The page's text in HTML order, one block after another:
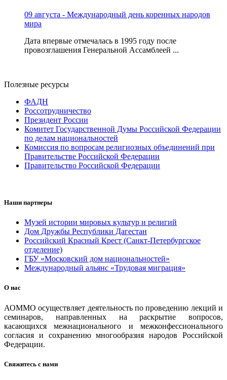
09 августа - Международный день коренных народов
мира
Дата впервые отмечалась в 1995 году после
провозглашения Генеральной Ассамблеей ...
Полезные ресурсы
ФАДН
Россотрудничество
Президент России
Комитет Государственной Думы Российской Федерации
по делам национальностей
Комиссия по вопросам религиозных объединений при
Правительстве Российской Федерации
Правительство Российской Федерации
Наши партнеры
Музей истории мировых культур и религий
Дом Дружбы Республики Дагестан
Российский Красный Крест (Санкт-Петербургское
отделение)
ГБУ «Московский дом национальностей»
Международный альянс «Трудовая миграция»
О нас
АОММО осуществляет деятельность по проведению лекций и
семинаров, направленных на раскрытие вопросов,
касающихся межнационального и межконфессионального
согласия и сохранению многообразия народов Российской
Федерации.
Свяжитесь с нами